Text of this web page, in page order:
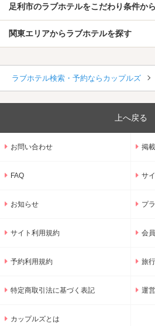
足利市のラブホテルをこだわり条件か
関東エリアからラブホテルを探す
ラブホテル検索・予約ならカップルズ
上へ戻る
お問い合わせ 掲
FAQ サ
お知らせ プ
サイト利用規約 会
予約利用規約 旅
特定商取引法に基づく表記 運
カップルズとは